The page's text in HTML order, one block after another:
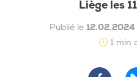
Liège les
Publié le 12.02.2024
1 min